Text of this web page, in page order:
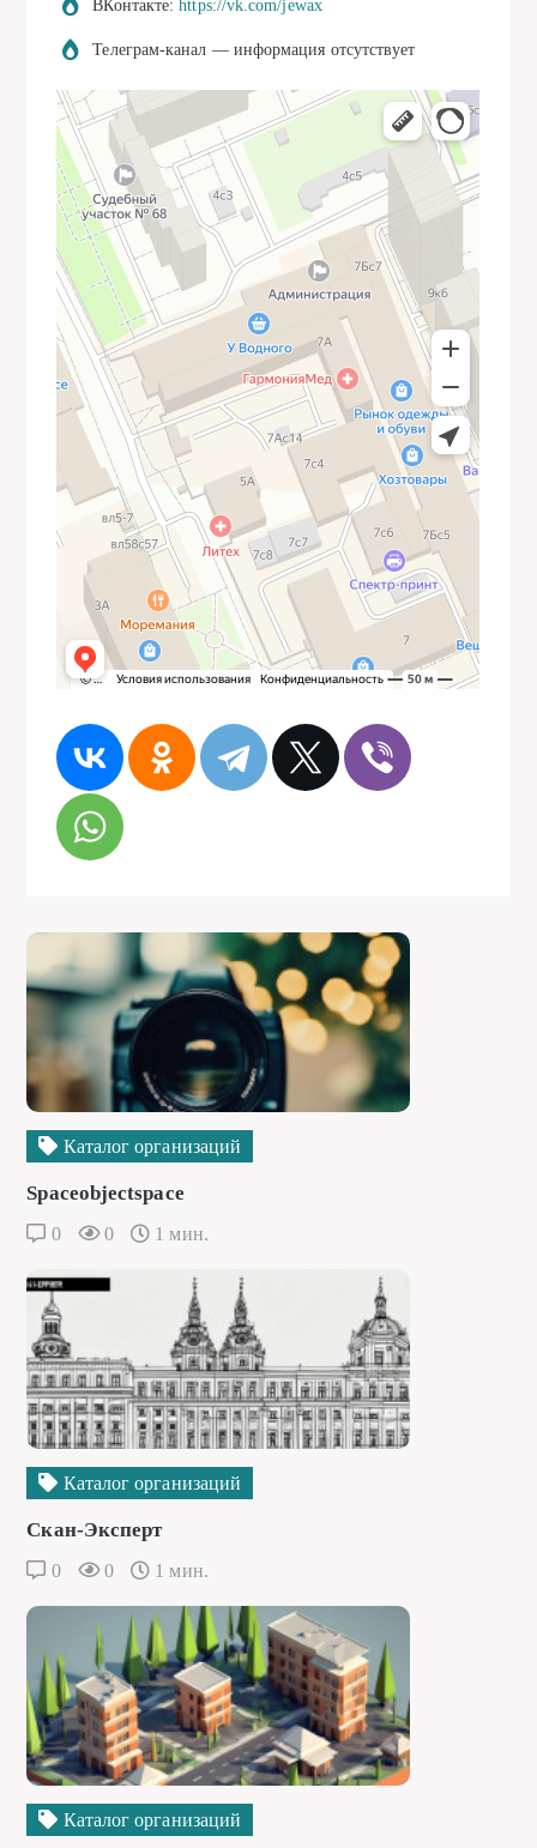
ВКонтакте:https://vk.com/jewax
Телеграм-канал — информация отсутствует
Каталог организаций
Spaceobjectspace
0 0 1 мин.
Каталог организаций
Скан-Эксперт
0 0 1 мин.
Каталог организаций